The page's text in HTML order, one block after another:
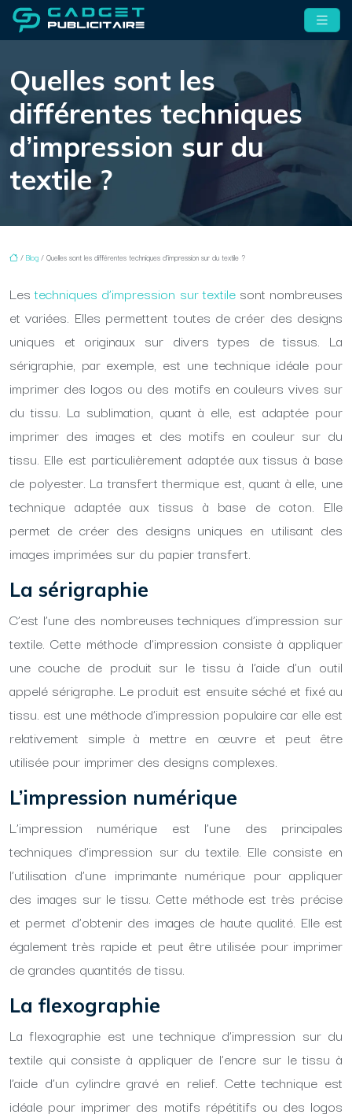
Quelles sont les
différentes techniques
d’impression sur du
textile ?
/ Blog / Quelles sont les différentes techniques d’impression sur du textile ?
Lestechniques d’impression sur textilesont nombreuses
et variées. Elles permettent toutes de créer des designs
uniques et originaux sur divers types de tissus. La
sérigraphie, par exemple, est une technique idéale pour
imprimer des logos ou des motifs en couleurs vives sur
du tissu. La sublimation, quant à elle, est adaptée pour
imprimer des images et des motifs en couleur sur du
tissu. Elle est particulièrement adaptée aux tissus à base
de polyester. La transfert thermique est, quant à elle, une
technique adaptée aux tissus à base de coton. Elle
permet de créer des designs uniques en utilisant des
images imprimées sur du papier transfert.
La sérigraphie
C’est l’une des nombreuses techniques d’impression sur
textile. Cette méthode d’impression consiste à appliquer
une couche de produit sur le tissu à l’aide d’un outil
appelé sérigraphe. Le produit est ensuite séché et fixé au
tissu. est une méthode d’impression populaire car elle est
relativement simple à mettre en œuvre et peut être
utilisée pour imprimer des designs complexes.
L’impression numérique
L’impression numérique est l’une des principales
techniques d’impression sur du textile. Elle consiste en
l’utilisation d’une imprimante numérique pour appliquer
des images sur le tissu. Cette méthode est très précise
et permet d’obtenir des images de haute qualité. Elle est
également très rapide et peut être utilisée pour imprimer
de grandes quantités de tissu.
La flexographie
La flexographie est une technique d’impression sur du
textile qui consiste à appliquer de l’encre sur le tissu à
l’aide d’un cylindre gravé en relief. Cette technique est
idéale pour imprimer des motifs répétitifs ou des logos